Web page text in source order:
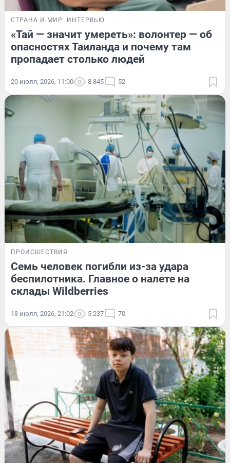
СТРАНА И МИР ИНТЕРВЬЮ
«Тай — значит умереть»: волонтер — об
опасностях Таиланда и почему там
пропадает столько людей
20 июля, 2026, 11:00 8 845 52
ПРОИСШЕСТВИЯ
Семь человек погибли из-за удара
беспилотника. Главное о налете на
склады Wildberries
18 июля, 2026, 21:02 5 237 70